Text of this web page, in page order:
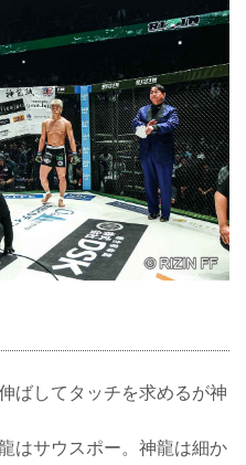
ばしてタッチを求めるが神
はサウスポー。神龍は細か